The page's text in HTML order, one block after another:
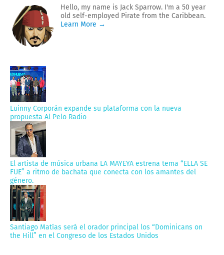
Hello, my name is Jack Sparrow. I'm a 50 year
old self-employed Pirate from the Caribbean.
Learn More →
Luinny Corporán expande su plataforma con la nueva
propuesta Al Pelo Radio
El artista de música urbana LA MAYEYA estrena tema “ELLA SE
FUE” a ritmo de bachata que conecta con los amantes del
género.
Santiago Matías será el orador principal los “Dominicans on
the Hill” en el Congreso de los Estados Unidos